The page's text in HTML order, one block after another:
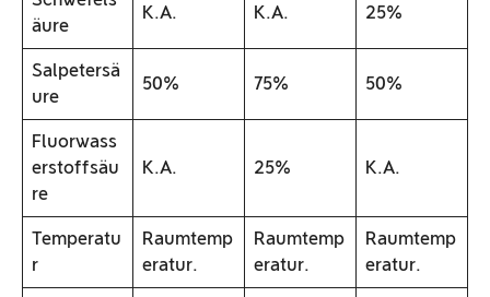
äure
K.A. K.A. 25%
Salpetersä
ure
50% 75% 50%
Fluorwass
erstoffsäu
re
K.A. 25% K.A.
Temperatu
r
Raumtemp
eratur.
Raumtemp
eratur.
Raumtemp
eratur.